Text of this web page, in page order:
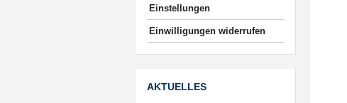
Einstellungen
Einwilligungen widerrufen
AKTUELLES